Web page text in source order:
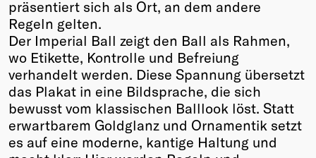
präsentiert sich als Ort, an dem andere
Regeln gelten.
Der Imperial Ball zeigt den Ball als Rahmen,
wo Etikette, Kontrolle und Befreiung
verhandelt werden. Diese Spannung übersetzt
das Plakat in eine Bildsprache, die sich
bewusst vom klassischen Balllook löst. Statt
erwartbarem Goldglanz und Ornamentik setzt
es auf eine moderne, kantige Haltung und